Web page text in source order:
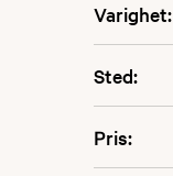
Varighet:
Sted:
Pris: